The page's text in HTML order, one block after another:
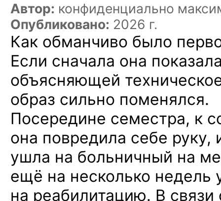
Автор: конфиденциально
Опубликовано: 2026 г.
Как обманчиво было
Если сначала она
объясняющей
образ сильно поменялся.
Посередине семестра, к
она повредила себе руку,
ушла на больничный на
ещё на несколько недель
на реабилитацию. В связи